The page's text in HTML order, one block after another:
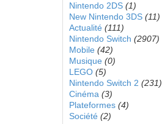
Nintendo 2DS (1)
New Nintendo 3DS (11)
Actualité (111)
Nintendo Switch (2907)
Mobile (42)
Musique (0)
LEGO (5)
Nintendo Switch 2 (231)
Cinéma (3)
Plateformes (4)
Société (2)